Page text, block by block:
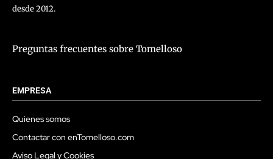
desde 2012.
Preguntas frecuentes sobre Tomelloso
EMPRESA
Quienes somos
Contactar con enTomelloso.com
Aviso Legal y Cookies